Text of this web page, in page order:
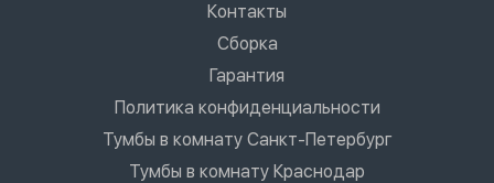
Контакты
Сборка
Гарантия
Политика конфиденциальности
Тумбы в комнату Санкт-Петербург
Тумбы в комнату Краснодар